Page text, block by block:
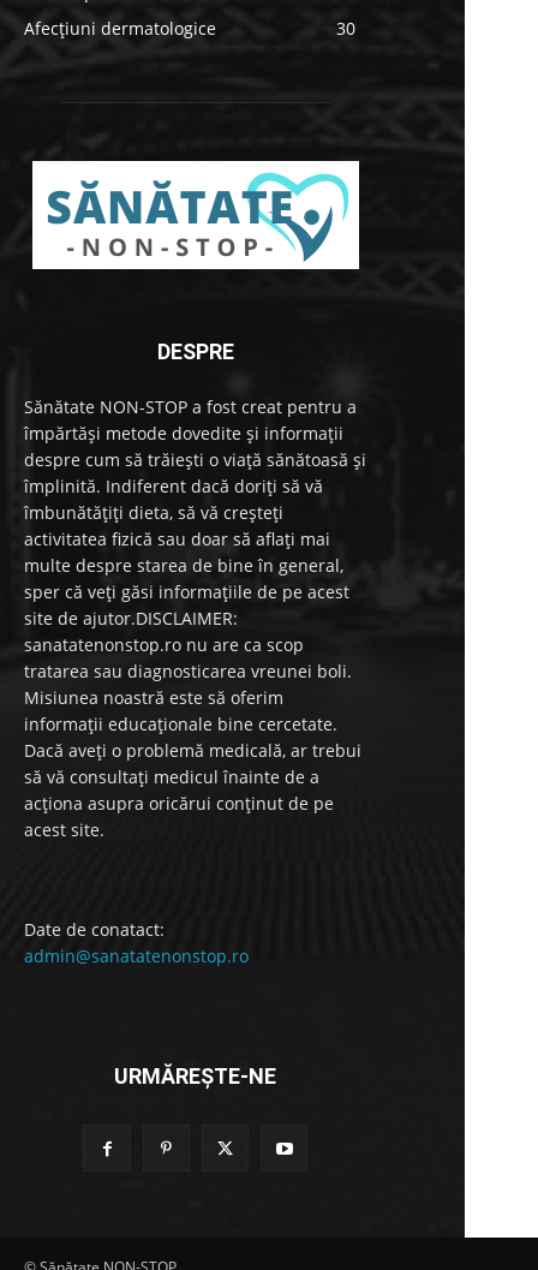
Afecțiuni dermatologice
30
DESPRE
Sănătate NON-STOP a fost creat pentru a
împărtăși metode dovedite și informații
despre cum să trăiești o viață sănătoasă și
împlinită. Indiferent dacă doriți să vă
îmbunătățiți dieta, să vă creșteți
activitatea fizică sau doar să aflați mai
multe despre starea de bine în general,
sper că veți găsi informațiile de pe acest
site de ajutor.DISCLAIMER:
sanatatenonstop.ro nu are ca scop
tratarea sau diagnosticarea vreunei boli.
Misiunea noastră este să oferim
informații educaționale bine cercetate.
Dacă aveți o problemă medicală, ar trebui
să vă consultați medicul înainte de a
acționa asupra oricărui conținut de pe
acest site.
Date de conatact:
admin@sanatatenonstop.ro
URMĂREȘTE-NE